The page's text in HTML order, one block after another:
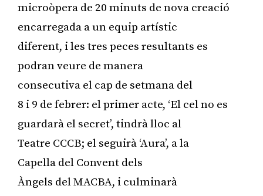
microòpera de 20 minuts de nova creació
encarregada a un equip artístic
diferent, i les tres peces resultants es
podran veure de manera
consecutiva el cap de setmana del
8 i 9 de febrer: el primer acte, ‘El cel no es
guardarà el secret’, tindrà lloc al
Teatre CCCB; el seguirà ‘Aura’, a la
Capella del Convent dels
Àngels del MACBA, i culminarà